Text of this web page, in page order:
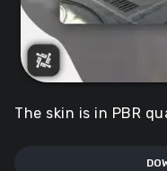
The skin is in PBR